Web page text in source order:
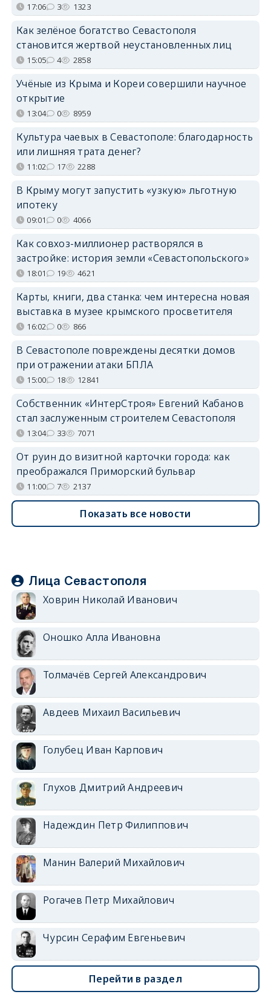
17:06 3 1323
Как зелёное богатство Севастополя
становится жертвой неустановленных лиц
15:05 4 2858
Учёные из Крыма и Кореи совершили научное
открытие
13:04 0 8959
Культура чаевых в Севастополе: благодарность
или лишняя трата денег?
11:02 17 2288
В Крыму могут запустить «узкую» льготную
ипотеку
09:01 0 4066
Как совхоз-миллионер растворялся в
застройке: история земли «Севастопольского»
18:01 19 4621
Карты, книги, два станка: чем интересна новая
выставка в музее крымского просветителя
16:02 0 866
В Севастополе повреждены десятки домов
при отражении атаки БПЛА
15:00 18 12841
Собственник «ИнтерСтроя» Евгений Кабанов
стал заслуженным строителем Севастополя
13:04 33 7071
От руин до визитной карточки города: как
преображался Приморский бульвар
11:00 7 2137
Показать все новости
Лица Севастополя
Ховрин Николай Иванович
Оношко Алла Ивановна
Толмачёв Сергей Александрович
Авдеев Михаил Васильевич
Голубец Иван Карпович
Глухов Дмитрий Андреевич
Надеждин Петр Филиппович
Манин Валерий Михайлович
Рогачев Петр Михайлович
Чурсин Серафим Евгеньевич
Перейти в раздел